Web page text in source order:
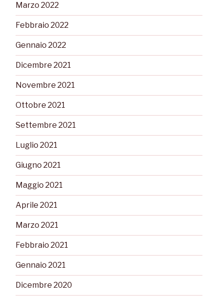
Marzo 2022
Febbraio 2022
Gennaio 2022
Dicembre 2021
Novembre 2021
Ottobre 2021
Settembre 2021
Luglio 2021
Giugno 2021
Maggio 2021
Aprile 2021
Marzo 2021
Febbraio 2021
Gennaio 2021
Dicembre 2020